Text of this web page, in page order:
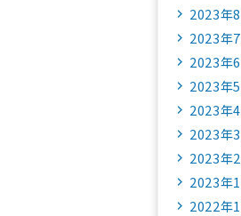
2023年
2023年
2023年
2023年
2023年
2023年
2023年
2023年
2022年